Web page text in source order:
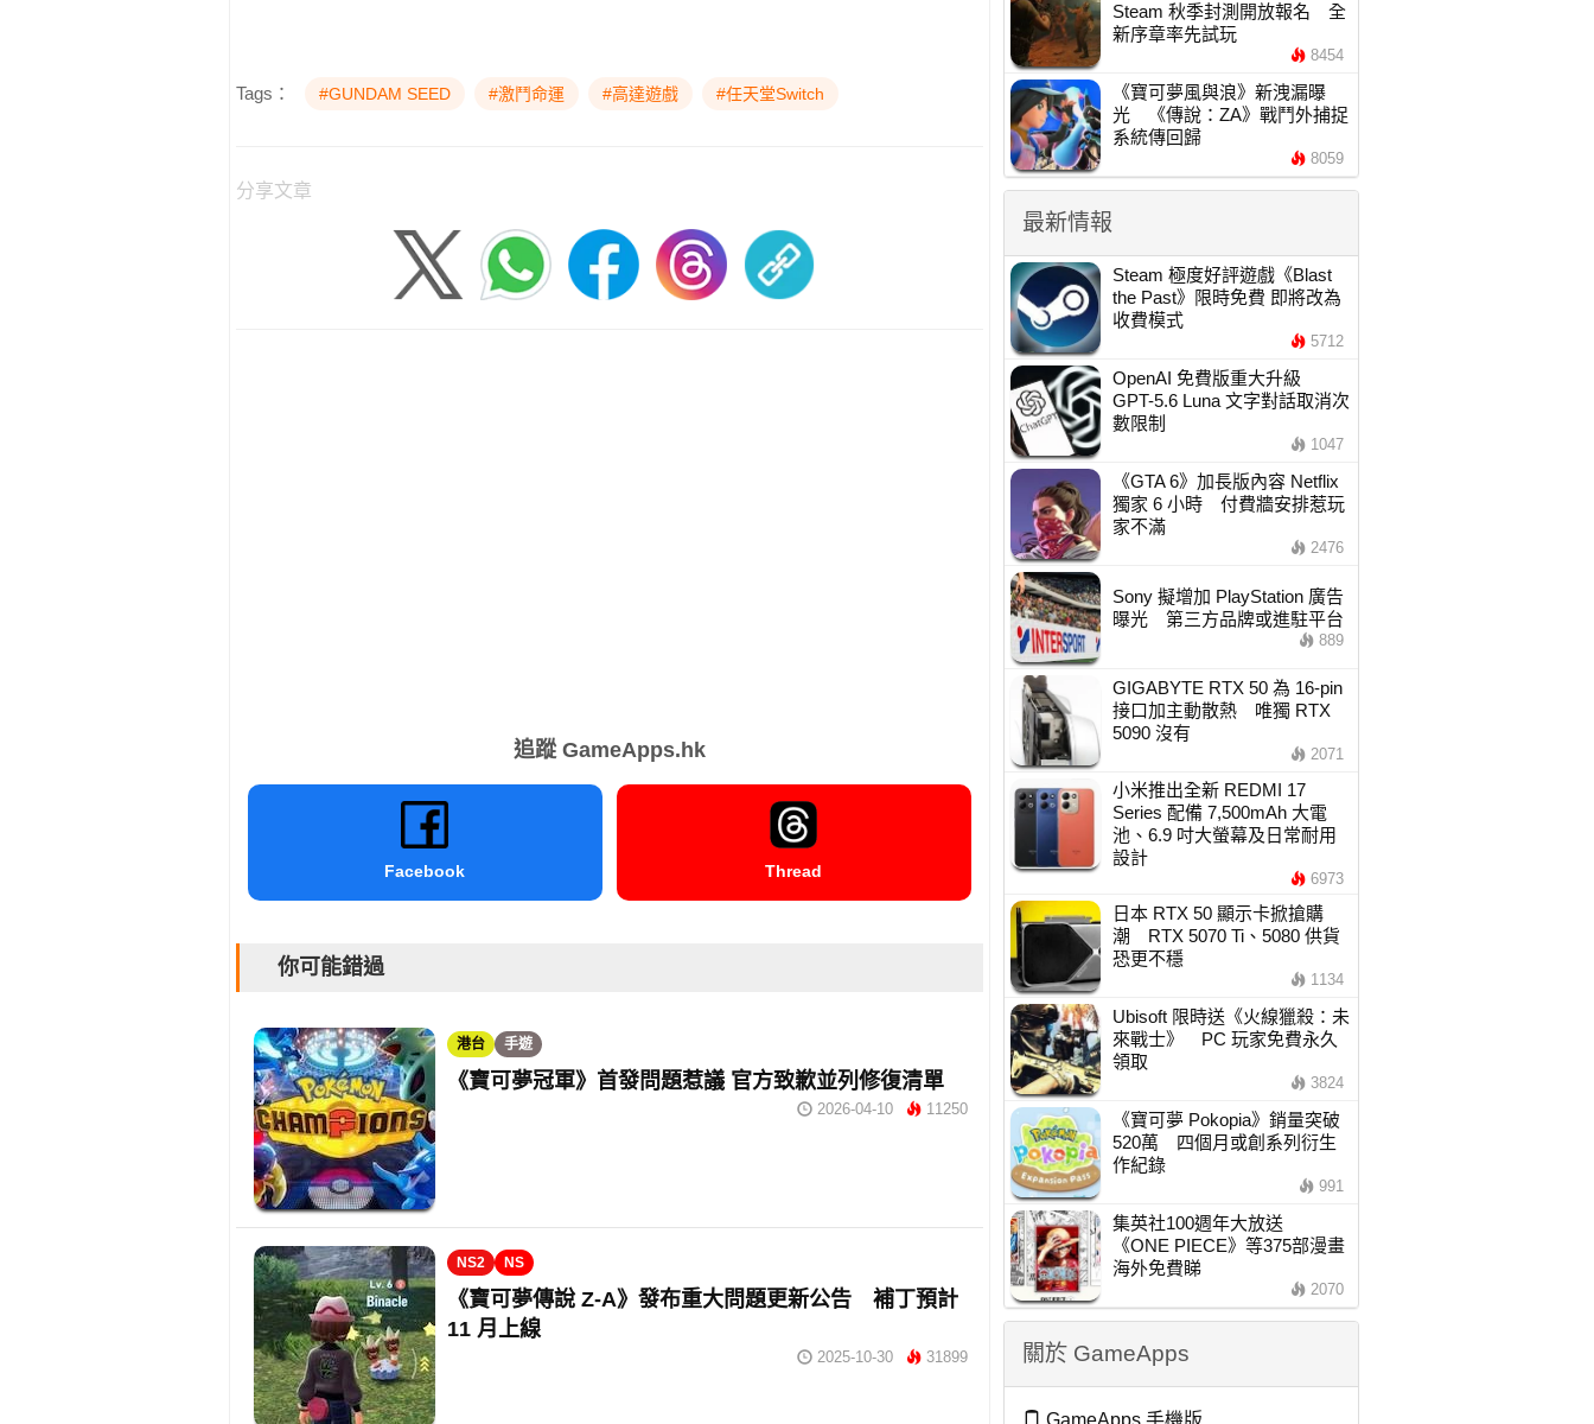
Tags： #GUNDAM SEED #激鬥命運 #高達遊戲 #任天堂Switch
分享文章
追蹤 GameApps.hk
Facebook Thread
你可能錯過
港台 手遊
《寶可夢冠軍》首發問題惹議 官方致歉並列修復清單
2026-04-10 11250
NS2 NS
《寶可夢傳說 Z-A》發布重大問題更新公告 補丁預計
11 月上線
2025-10-30 31899
Steam 秋季封測開放報名 全
新序章率先試玩
8454
《寶可夢風與浪》新洩漏曝
光 《傳說：ZA》戰鬥外捕捉
系統傳回歸
8059
最新情報
Steam 極度好評遊戲《Blast
the Past》限時免費 即將改為
收費模式
5712
OpenAI 免費版重大升級
GPT-5.6 Luna 文字對話取消次
數限制
1047
《GTA 6》加長版內容 Netflix
獨家 6 小時 付費牆安排惹玩
家不滿
2476
Sony 擬增加 PlayStation 廣告
曝光 第三方品牌或進駐平台
889
GIGABYTE RTX 50 為 16-pin
接口加主動散熱 唯獨 RTX
5090 沒有
2071
小米推出全新 REDMI 17
Series 配備 7,500mAh 大電
池、6.9 吋大螢幕及日常耐用
設計
6973
日本 RTX 50 顯示卡掀搶購
潮 RTX 5070 Ti、5080 供貨
恐更不穩
1134
Ubisoft 限時送《火線獵殺：未
來戰士》 PC 玩家免費永久
領取
3824
《寶可夢 Pokopia》銷量突破
520萬 四個月或創系列衍生
作紀錄
991
集英社100週年大放送
《ONE PIECE》等375部漫畫
海外免費睇
2070
關於 GameApps
GameApps 手機版